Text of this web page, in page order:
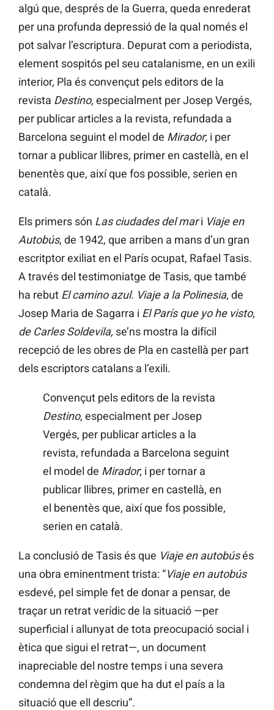
algú que, després de la Guerra, queda enrederat
per una profunda depressió de la qual només el
pot salvar l’escriptura. Depurat com a periodista,
element sospitós pel seu catalanisme, en un exili
interior, Pla és convençut pels editors de la
revista Destino, especialment per Josep Vergés,
per publicar articles a la revista, refundada a
Barcelona seguint el model de Mirador; i per
tornar a publicar llibres, primer en castellà, en el
benentès que, així que fos possible, serien en
català.
Els primers són Las ciudades del mari Viaje en
Autobús, de 1942, que arriben a mans d’un gran
escritptor exiliat en el París ocupat, Rafael Tasis.
A través del testimoniatge de Tasis, que també
ha rebut El camino azul. Viaje a la Polinesia, de
Josep Maria de Sagarra i El París que yo he visto,
de Carles Soldevila, se’ns mostra la difícil
recepció de les obres de Pla en castellà per part
dels escriptors catalans a l’exili.
Convençut pels editors de la revista
Destino, especialment per Josep
Vergés, per publicar articles a la
revista, refundada a Barcelona seguint
el model de Mirador; i per tornar a
publicar llibres, primer en castellà, en
el benentès que, així que fos possible,
serien en català.
La conclusió de Tasis és que Viaje en autobúsés
una obra eminentment trista: “Viaje en autobús
esdevé, pel simple fet de donar a pensar, de
traçar un retrat verídic de la situació —per
superficial i allunyat de tota preocupació social i
ètica que sigui el retrat—, un document
inapreciable del nostre temps i una severa
condemna del règim que ha dut el país a la
situació que ell descriu”.